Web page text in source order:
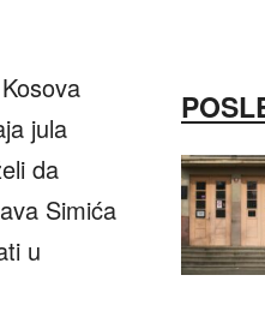
jula
da
Simića
u